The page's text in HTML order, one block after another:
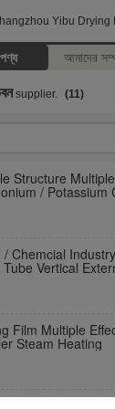
Yibu Drying
পণ্য আমাদের
supplier. (11)
Structure
/ Potassium
/ Chemcial
Tube Vertical
Film Multiple
Steam Heating